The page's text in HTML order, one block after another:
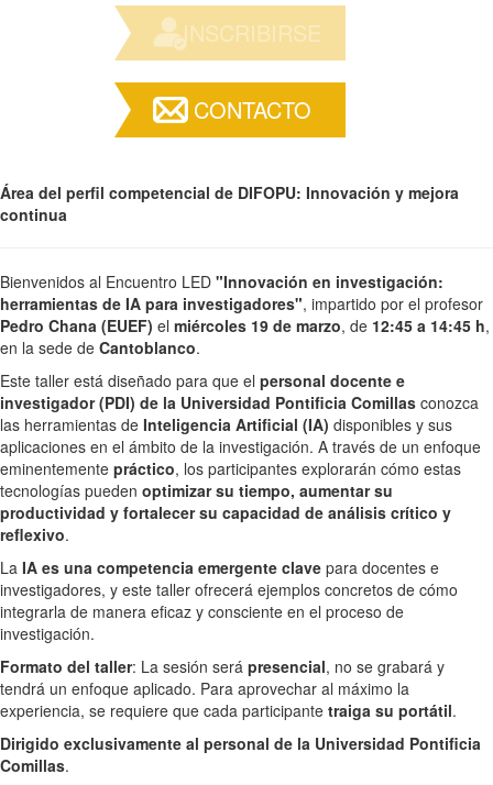
INSCRIBIRSE
CONTACTO
Área del perfil competencial de DIFOPU: Innovación y mejora
continua
Bienvenidos al Encuentro LED "Innovación en investigación:
herramientas de IA para investigadores", impartido por el profesor
Pedro Chana (EUEF) el miércoles 19 de marzo, de 12:45 a 14:45 h,
en la sede de Cantoblanco.
Este taller está diseñado para que el personal docente e
investigador (PDI) de la Universidad Pontificia Comillas conozca
las herramientas de Inteligencia Artificial (IA) disponibles y sus
aplicaciones en el ámbito de la investigación. A través de un enfoque
eminentemente práctico, los participantes explorarán cómo estas
tecnologías pueden optimizar su tiempo, aumentar su
productividad y fortalecer su capacidad de análisis crítico y
reflexivo.
La IA es una competencia emergente clave para docentes e
investigadores, y este taller ofrecerá ejemplos concretos de cómo
integrarla de manera eficaz y consciente en el proceso de
investigación.
Formato del taller: La sesión será presencial, no se grabará y
tendrá un enfoque aplicado. Para aprovechar al máximo la
experiencia, se requiere que cada participante traiga su portátil.
Dirigido exclusivamente al personal de la Universidad Pontificia
Comillas.